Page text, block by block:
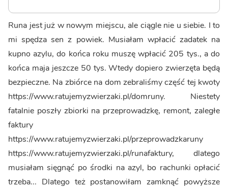
Runa jest już w nowym miejscu, ale ciągle nie u siebie. I to
mi spędza sen z powiek. Musiałam wpłacić zadatek na
kupno azylu, do końca roku muszę wpłacić 205 tys., a do
końca maja jeszcze 50 tys. Wtedy dopiero zwierzęta będą
bezpieczne. Na zbiórce na dom zebraliśmy część tej kwoty
https://www.ratujemyzwierzaki.pl/domruny. Niestety
fatalnie poszły zbiorki na przeprowadzkę, remont, zaległe
faktury
https://www.ratujemyzwierzaki.pl/przeprowadzkaruny
https://www.ratujemyzwierzaki.pl/runafaktury, dlatego
musiałam sięgnąć po środki na azyl, bo rachunki opłacić
trzeba... Dlatego też postanowiłam zamknąć powyższe